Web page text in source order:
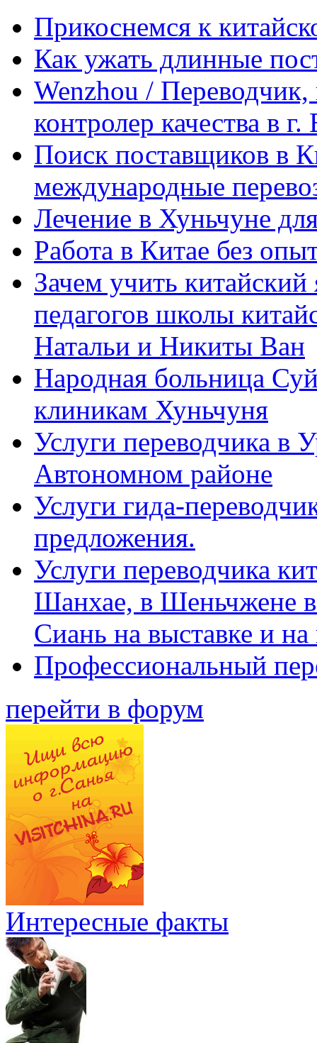
Прикоснемся к
Как ужать длинные
Wenzhou / Переводчик,
контролер качества в
Поиск поставщиков в
международные
Лечение в Хуньчуне
Работа в Китае без
Зачем учить
педагогов школы
Натальи и Никиты Ван
Народная больница
клиникам Хуньчуня
Услуги переводчика в
Автономном районе
Услуги гида-
предложения.
Услуги переводчика
Шанхае, в Шеньчжене
Сиань на выставке и
Профессиональный
перейти в форум
Интересные факты